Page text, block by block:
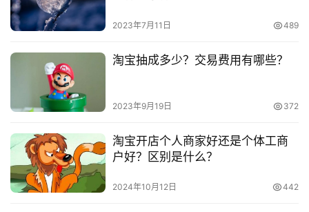
2023年7月11日 489
淘宝抽成多少？交易费用有哪些？
2023年9月19日 372
淘宝开店个人商家好还是个体工商
户好？区别是什么？
2024年10月12日 442